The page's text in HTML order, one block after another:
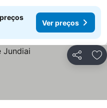
Ver preços
Partilhar